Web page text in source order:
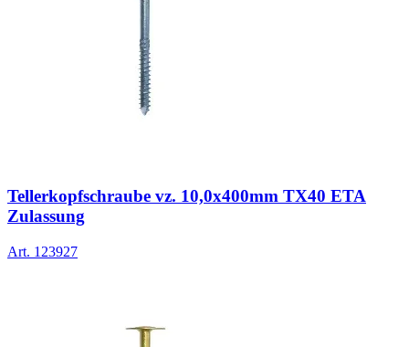
Tellerkopfschraube vz. 10,0x400mm TX40 ETA
Zulassung
Art. 123927